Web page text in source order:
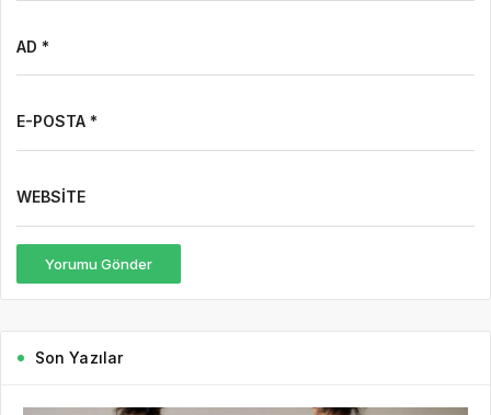
AD *
E-POSTA *
WEBSITE
Yorumu Gönder
Son Yazılar